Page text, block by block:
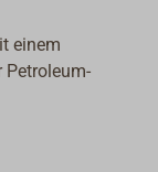
einem
Petroleum-